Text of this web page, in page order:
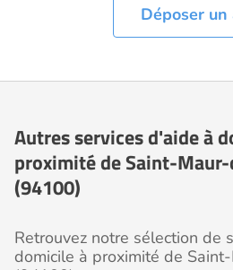
Déposer un
Autres services d'aide à
proximité de Saint-
(94100)
Retrouvez notre sélection de
domicile à proximité de